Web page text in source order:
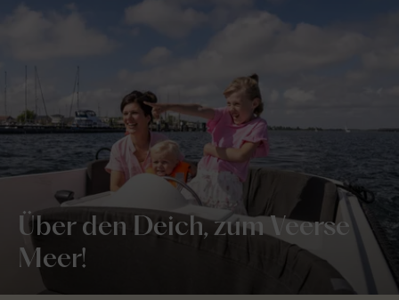
Über den Deich, zum Veerse
Meer!